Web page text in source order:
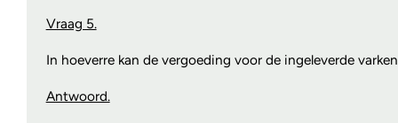
Vraag 5.
In hoeverre kan de vergoeding voor de ingeleverde
Antwoord.